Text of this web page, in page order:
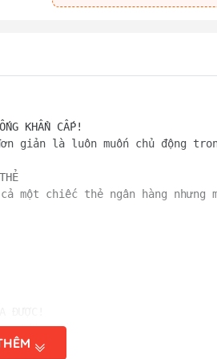
KHẨN CẤP!
là luôn muốn chủ động
một chiếc thẻ ngân hàng
túi quần
cấp, bền bỉ theo năm tháng